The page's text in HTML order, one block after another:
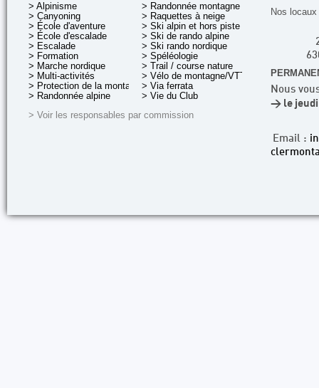
> Alpinisme
> Canyoning
> École d'aventure
> École d'escalade
> Escalade
> Formation
> Marche nordique
> Multi-activités
> Protection de la montagne
> Randonnée alpine
> Randonnée montagne
> Raquettes à neige
> Ski alpin et hors piste
> Ski de rando alpine
> Ski rando nordique
> Spéléologie
> Trail / course nature
> Vélo de montagne/VTT
> Via ferrata
> Vie du Club
> Voir les responsables par commission
Nos
Nous
> le jeudi
Email :